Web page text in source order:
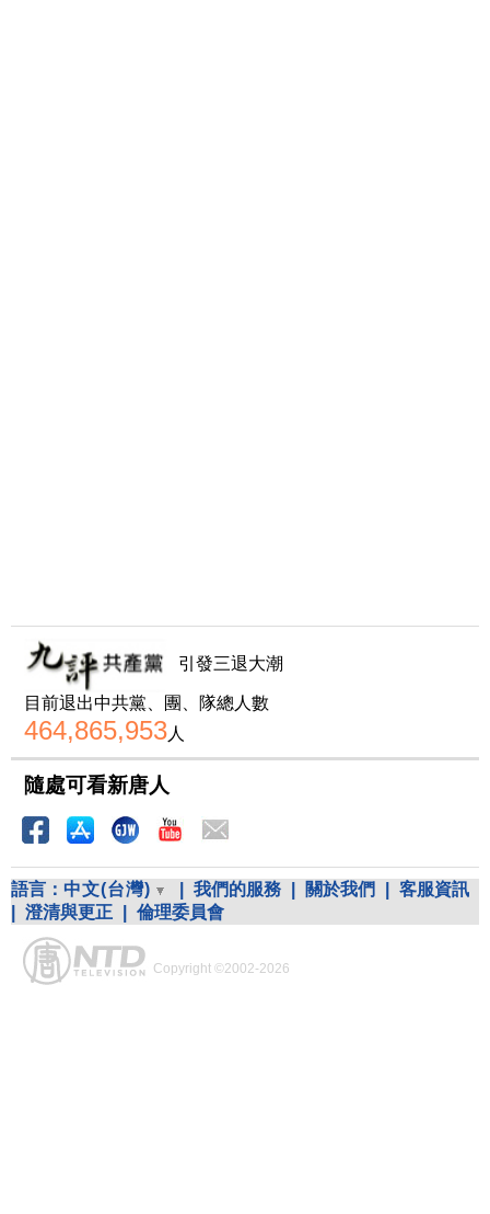
引發三退大潮
目前退出中共黨、團、隊總人數
464,865,953人
隨處可看新唐人
語言： 中文(台灣) 我們的服務 關於我們
客服資訊
澄清與更正 倫理委員會
Copyright ©2002-2026